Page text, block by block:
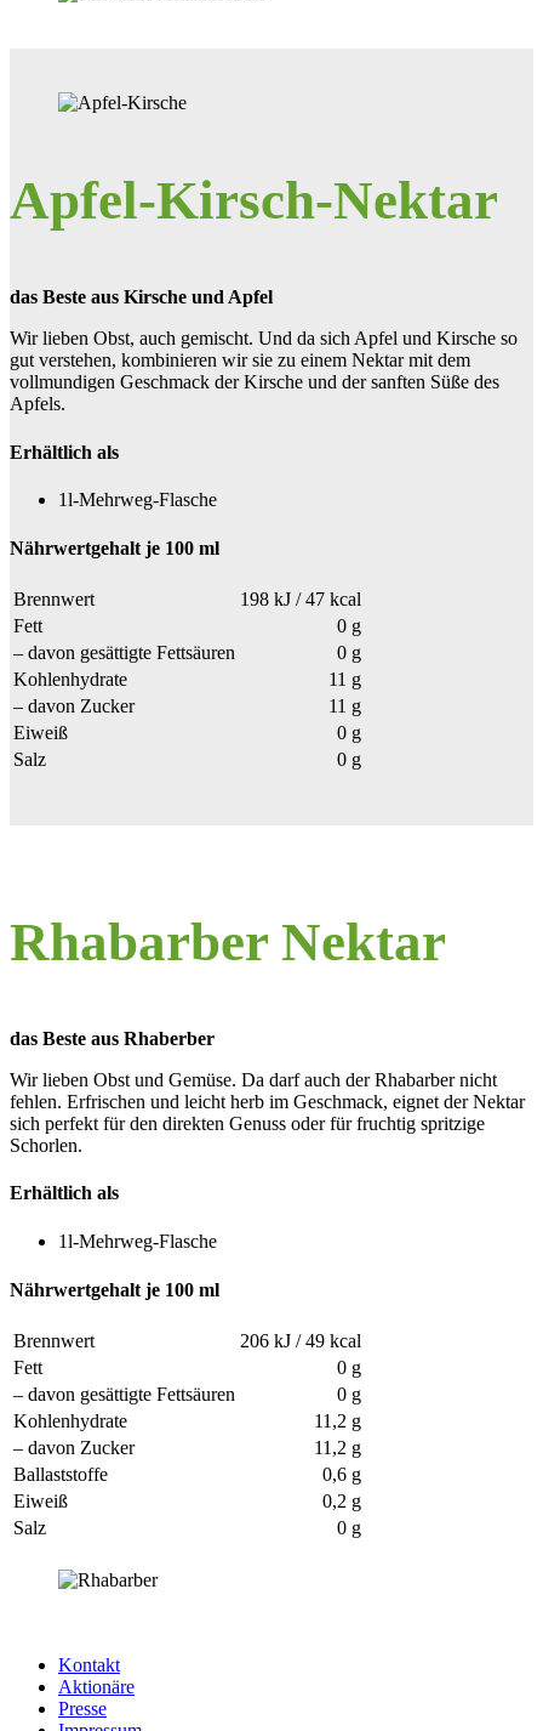
Apfel-Kirsch-Nektar
das Beste aus Kirsche und Apfel
Wir lieben Obst, auch gemischt. Und da sich Apfel und Kirsche so
gut verstehen, kombinieren wir sie zu einem Nektar mit dem
vollmundigen Geschmack der Kirsche und der sanften Süße des
Apfels.
Erhältlich als
1l-Mehrweg-Flasche
Nährwertgehalt je 100 ml
Brennwert
198 kJ / 47 kcal
Fett
0 g
– davon gesättigte Fettsäuren
0 g
Kohlenhydrate
11 g
– davon Zucker
11 g
Eiweiß
0 g
Salz
0 g
Rhabarber Nektar
das Beste aus Rhaberber
Wir lieben Obst und Gemüse. Da darf auch der Rhabarber nicht
fehlen. Erfrischen und leicht herb im Geschmack, eignet der Nektar
sich perfekt für den direkten Genuss oder für fruchtig spritzige
Schorlen.
Erhältlich als
1l-Mehrweg-Flasche
Nährwertgehalt je 100 ml
Brennwert
206 kJ / 49 kcal
Fett
0 g
– davon gesättigte Fettsäuren
0 g
Kohlenhydrate
11,2 g
– davon Zucker
11,2 g
Ballaststoffe
0,6 g
Eiweiß
0,2 g
Salz
0 g
Kontakt
Aktionäre
Presse